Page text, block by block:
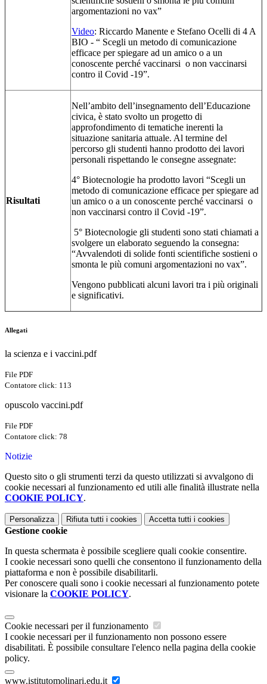
argomentazioni no vax”
Video: Riccardo Manente e Stefano Ocelli di 4 A
BIO - “ Scegli un metodo di comunicazione
efficace per spiegare ad un amico o a un
conoscente perché vaccinarsi o non vaccinarsi
contro il Covid -19”.
Risultati
Nell’ambito dell’insegnamento dell’Educazione
civica, è stato svolto un progetto di
approfondimento di tematiche inerenti la
situazione sanitaria attuale. Al termine del
percorso gli studenti hanno prodotto dei lavori
personali rispettando le consegne assegnate:
4° Biotecnologie ha prodotto lavori “Scegli un
metodo di comunicazione efficace per spiegare ad
un amico o a un conoscente perché vaccinarsi o
non vaccinarsi contro il Covid -19”.
5° Biotecnologie gli studenti sono stati chiamati a
svolgere un elaborato seguendo la consegna:
“Avvalendoti di solide fonti scientifiche sostieni o
smonta le più comuni argomentazioni no vax”.
Vengono pubblicati alcuni lavori tra i più originali
e significativi.
Allegati
la scienza e i vaccini.pdf
File PDF
Contatore click: 113
opuscolo vaccini.pdf
File PDF
Contatore click: 78
Notizie
Questo sito o gli strumenti terzi da questo utilizzati si avvalgono di
cookie necessari al funzionamento ed utili alle finalità illustrate nella
COOKIE POLICY.
Personalizza Rifiuta tutti i cookies Accetta tutti i cookies
Gestione cookie
In questa schermata è possibile scegliere quali cookie consentire.
I cookie necessari sono quelli che consentono il funzionamento della
piattaforma e non è possibile disabilitarli.
Per conoscere quali sono i cookie necessari al funzionamento potete
visionare la COOKIE POLICY.
Cookie necessari per il funzionamento
I cookie necessari per il funzionamento non possono essere
disabilitati. È possibile consultare l'elenco nella pagina della cookie
policy.
www.istitutomolinari.edu.it